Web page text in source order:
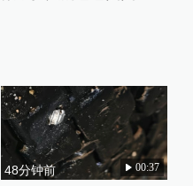
48分钟前 00:37